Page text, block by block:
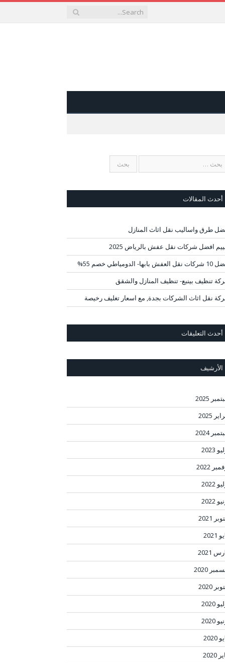
أحدث المقالات
طرق واساليب نقل اثاث المنازل
افضل شركات نقل عفش بالرياض 2025
بابها- الدومياطي خصم 55%
تنظيف بينبع- تنظيف المنازل والشقق
نقل اثاث الشركات بجدة, مع اسعار تغليف رخيصة
أحدث التعليقات
الأرشيف
2025
2025
2024
2023
2022
2022
2022
2021
2021
2020
2020
2020
2020